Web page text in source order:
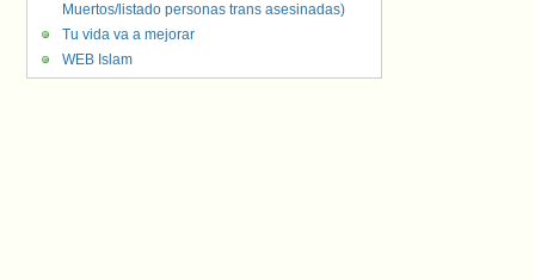
Muertos/listado personas trans asesinadas)
Tu vida va a mejorar
WEB Islam